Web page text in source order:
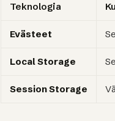
Teknologia
Evästeet
Local Storage
Session Storage